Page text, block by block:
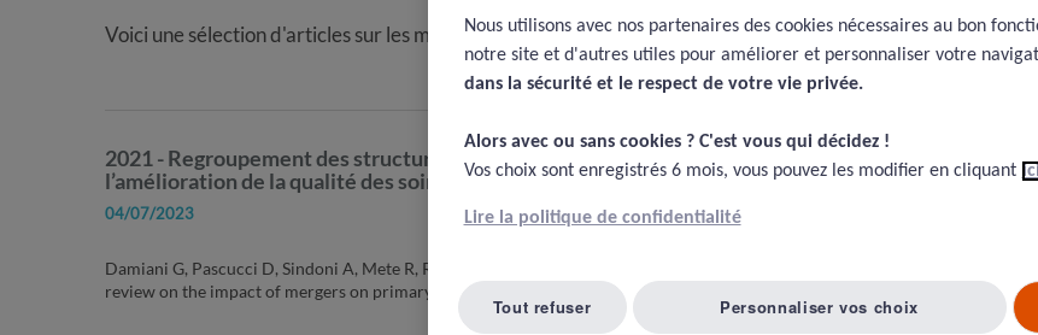
Voici une sélection d'articles sur les maisons de santé.
2021 - Regroupement des structures de soins primaires, pas encore de preuves validées de
l’amélioration de la qualité des soins
04/07/2023
Damiani G, Pascucci D, Sindoni A, Mete R, Ricciardi W, Villari P & De Vito C (2021). The bigger, the better ? A systematic
review on the impact of mergers on primary care organizations. European journal of public health, 31(2), 244-252.
Nous utilisons avec nos partenaires des cookies nécessaires au bon
notre site et d'autres utiles pour améliorer et personnaliser votre
dans la sécurité et le respect de votre vie privée.​
Alors avec ou sans cookies ? C'est vous qui décidez !​
Vos choix sont enregistrés 6 mois, vous pouvez les modifier en cliquant ici
Lire la politique de confidentialité
Tout refuser Personnaliser vos choix